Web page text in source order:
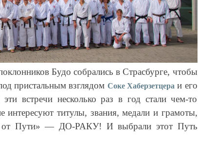
Будо собрались в Страсбурге, чтобы
пристальным взглядом Соке Хаберзетцераи его
встречи несколько раз в год стали чем-то
титулы, звания, медали и грамоты,
от Пути» — ДО-РАКУ! И выбрали этот Путь